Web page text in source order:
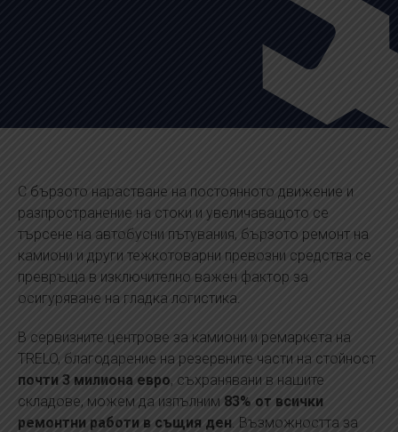
С бързото нарастване на постоянното движение и
разпространение на стоки и увеличаващото се
търсене на автобусни пътувания, бързото ремонт на
камиони и други тежкотоварни превозни средства се
превръща в изключително важен фактор за
осигуряване на гладка логистика.
В сервизните центрове за камиони и ремаркета на
TRELO, благодарение на резервните части на стойност
почти 3 милиона евро, съхранявани в нашите
складове, можем да изпълним 83% от всички
ремонтни работи в същия ден. Възможността за